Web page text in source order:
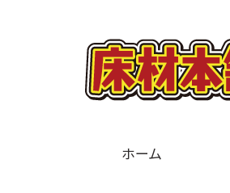
ホーム